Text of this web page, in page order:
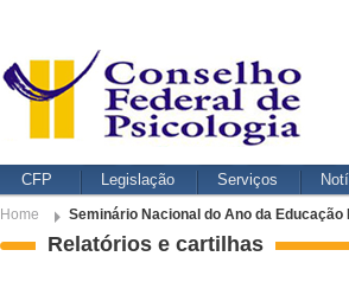
CFP Legislação Serviços
Home Seminário Nacional do Ano da
Relatórios e cartilhas